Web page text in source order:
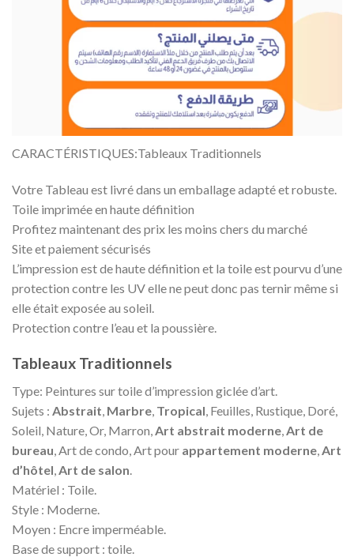
CARACTÉRISTIQUES:Tableaux Traditionnels
Votre Tableau est livré dans un emballage adapté et robuste.
Toile imprimée en haute définition
Profitez maintenant des prix les moins chers du marché
Site et paiement sécurisés
L’impression est de haute définition et la toile est pourvu d’une
protection contre les UV elle ne peut donc pas ternir même si
elle était exposée au soleil.
Protection contre l’eau et la poussière.
Tableaux Traditionnels
Type: Peintures sur toile d’impression giclée d’art.
Sujets : Abstrait Marbre Tropical , Feuilles, Rustique, Doré,
Soleil, Nature, Or, Marron, Art abstrait moderne Art de
bureau , Art de condo, Art pour appartement moderne Art
d’hôtel Art de salon
Matériel : Toile.
Style : Moderne.
Moyen : Encre imperméable.
Base de support : toile.